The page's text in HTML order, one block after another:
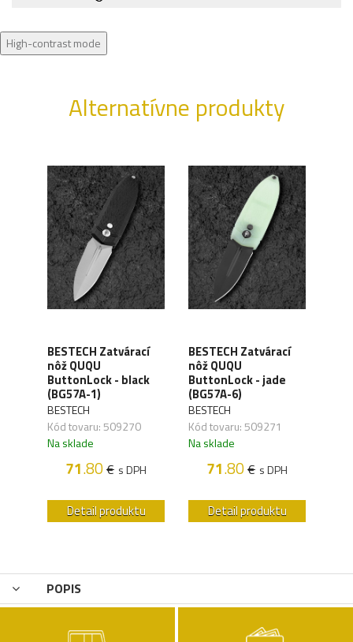
High-contrast mode
Alternatívne produkty
BESTECH Zatvárací
nôž QUQU
ButtonLock - black
(BG57A-1)
BESTECH
Kód tovaru: 509270
Na sklade
71.80€ s DPH
Detail produktu
BESTECH Zatvárací
nôž QUQU
ButtonLock - jade
(BG57A-6)
BESTECH
Kód tovaru: 509271
Na sklade
71.80€ s DPH
Detail produktu
POPIS